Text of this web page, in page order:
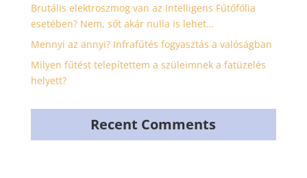
Brutális elektroszmog van az Intelligens Fűtőfólia
esetében? Nem, sőt akár nulla is lehet…
Mennyi az annyi? Infrafűtés fogyasztás a valóságban
Milyen fűtést telepítettem a szüleimnek a fatüzelés
helyett?
Recent Comments